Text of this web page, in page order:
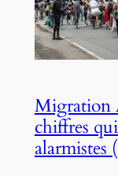
Migration
chiffres
alarmistes